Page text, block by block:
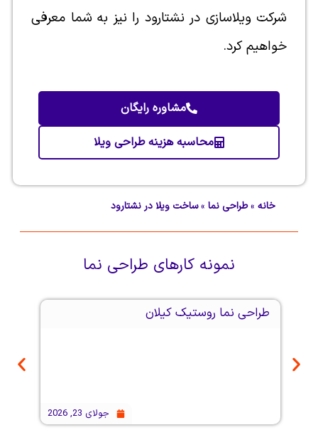
شرکت ویلاسازی در نشتارود را نیز به شما معرفی
خواهیم کرد.
مشاوره رایگان
محاسبه هزینه طراحی ویلا
»طراحی نما»ساخت ویلا در نشتارود
نمونه کارهایطراحی نما
طراحی نما روستیک کیلان
جولای 23, 2026